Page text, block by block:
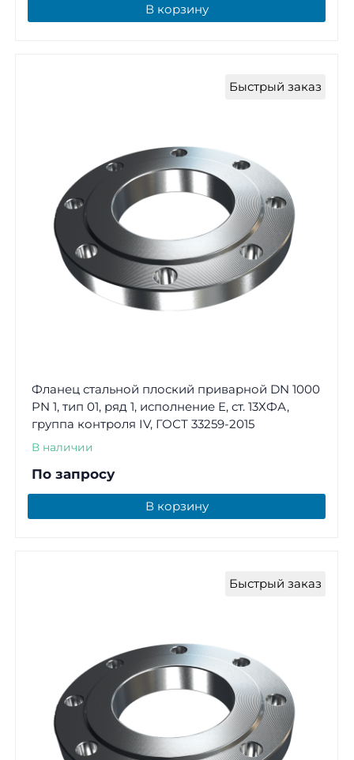
В корзину
Быстрый заказ
Фланец стальной плоский приварной DN 1000
PN 1, тип 01, ряд 1, исполнение E, ст. 13ХФА,
группа контроля IV, ГОСТ 33259-2015
В наличии
По запросу
В корзину
Быстрый заказ